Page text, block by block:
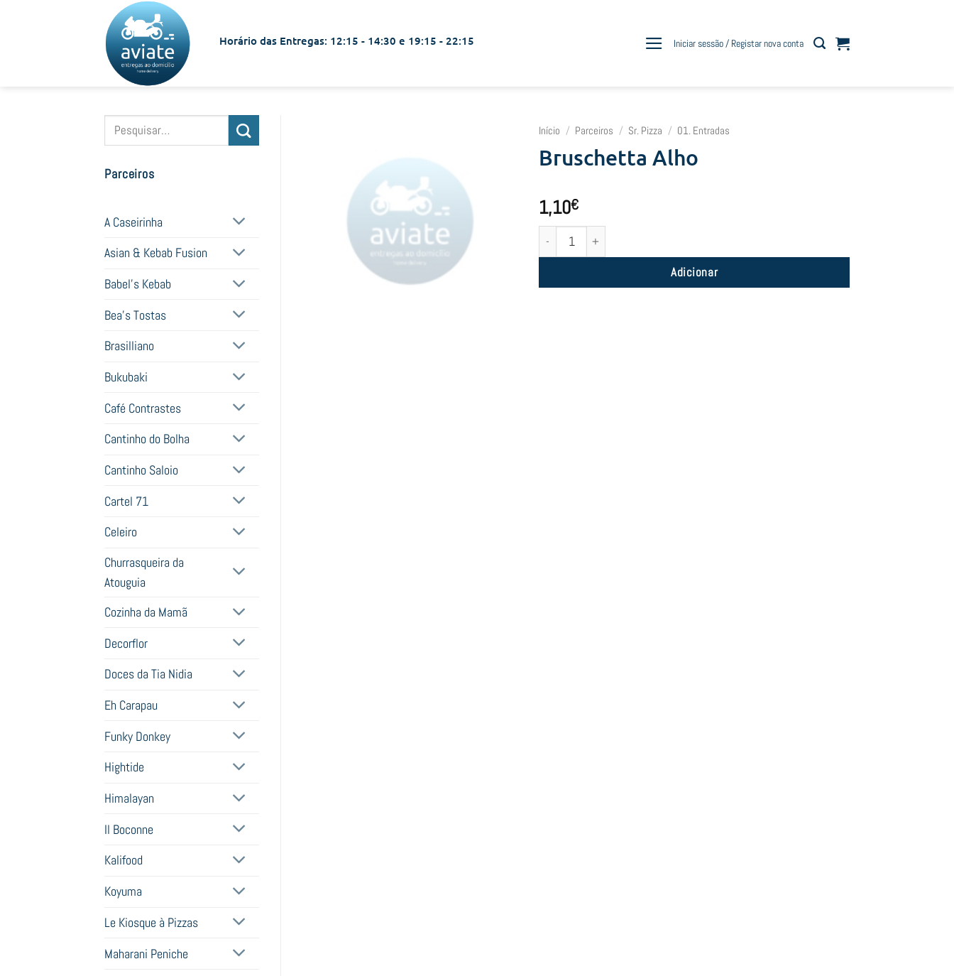
Horário das Entregas: 12:15 - 14:30 e 19:15 - 22:15 Iniciar sessão / Registar nova conta
Pesquisar
Parceiros
A Caseirinha
Asian & Kebab Fusion
Babel's Kebab
Bea's Tostas
Brasilliano
Bukubaki
Café Contrastes
Cantinho do Bolha
Cantinho Saloio
Cartel 71
Celeiro
Churrasqueira da
Atouguia
Cozinha da Mamã
Decorflor
Doces da Tia Nidia
Eh Carapau
Funky Donkey
Hightide
Himalayan
Il Boconne
Kalifood
Koyuma
Le Kiosque à Pizzas
Maharani Peniche
Início / Parceiros / Sr. Pizza / 01. Entradas
Bruschetta Alho
1,10€
Quantidade de Bruschetta Alho
Adicionar